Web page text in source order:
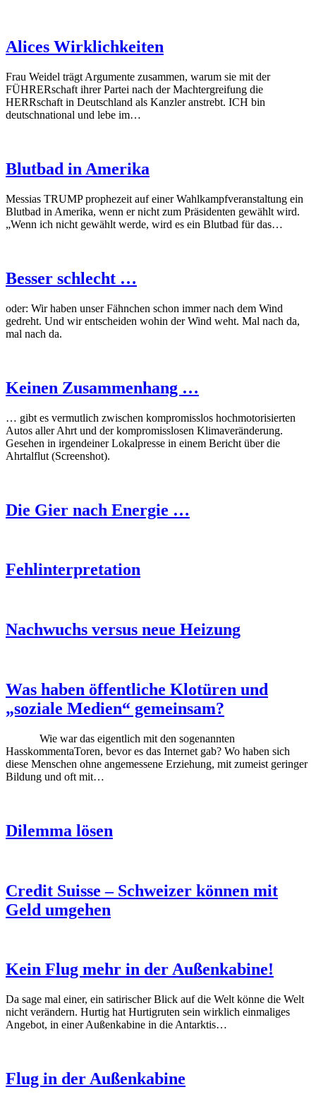
Alices Wirklichkeiten
Frau Weidel trägt Argumente zusammen, warum sie mit der
FÜHRERschaft ihrer Partei nach der Machtergreifung die
HERRschaft in Deutschland als Kanzler anstrebt. ICH bin
deutschnational und lebe im…
Blutbad in Amerika
Messias TRUMP prophezeit auf einer Wahlkampfveranstaltung ein
Blutbad in Amerika, wenn er nicht zum Präsidenten gewählt wird.
„Wenn ich nicht gewählt werde, wird es ein Blutbad für das…
Besser schlecht …
oder: Wir haben unser Fähnchen schon immer nach dem Wind
gedreht. Und wir entscheiden wohin der Wind weht. Mal nach da,
mal nach da.
Keinen Zusammenhang …
… gibt es vermutlich zwischen kompromisslos hochmotorisierten
Autos aller Ahrt und der kompromisslosen Klimaveränderung.
Gesehen in irgendeiner Lokalpresse in einem Bericht über die
Ahrtalflut (Screenshot).
Die Gier nach Energie …
Fehlinterpretation
Nachwuchs versus neue Heizung
Was haben öffentliche Klotüren und
„soziale Medien“ gemeinsam?
Wie war das eigentlich mit den sogenannten
HasskommentaToren, bevor es das Internet gab? Wo haben sich
diese Menschen ohne angemessene Erziehung, mit zumeist geringer
Bildung und oft mit…
Dilemma lösen
Credit Suisse – Schweizer können mit
Geld umgehen
Kein Flug mehr in der Außenkabine!
Da sage mal einer, ein satirischer Blick auf die Welt könne die Welt
nicht verändern. Hurtig hat Hurtigruten sein wirklich einmaliges
Angebot, in einer Außenkabine in die Antarktis…
Flug in der Außenkabine